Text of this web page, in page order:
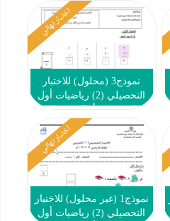
2022 2023
اختبار نهائي
نموذج3 (محلول) للاختبار
التحصيلي (2) رياضيات أول
2022 2023
اختبار نهائي
نموذج1 (غير محلول) للاختبار
التحصيلي (2) رياضيات أول